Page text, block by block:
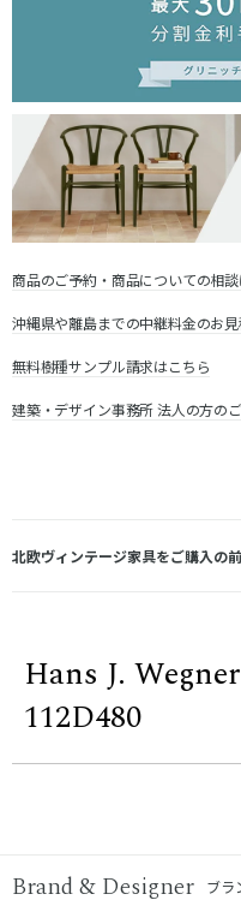
商品のご予約・商品についての相
沖縄県や離島までの中継料金のお
無料樹種サンプル請求はこちら
建築・デザイン事務所 法人の方の
北欧ヴィンテージ家具をご購入の
Hans J.
112D480
Brand & Designer ブラ